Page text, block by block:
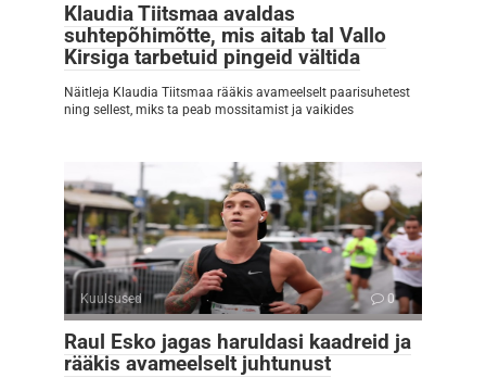
Klaudia Tiitsmaa avaldas
suhtepõhimõtte, mis aitab tal Vallo
Kirsiga tarbetuid pingeid vältida
Näitleja Klaudia Tiitsmaa rääkis avameelselt paarisuhetest
ning sellest, miks ta peab mossitamist ja vaikides
Kuulsused 0
Raul Esko jagas haruldasi kaadreid ja
rääkis avameelselt juhtunust